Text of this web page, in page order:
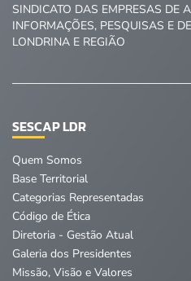
SINDICATO DAS EMPRESAS DE
INFORMAÇÕES, PESQUISAS E
LONDRINA E REGIÃO
SESCAP LDR
Quem Somos
Base Territorial
Categorias Representadas
Código de Ética
Diretoria - Gestão Atual
Galeria dos Presidentes
Missão, Visão e Valores